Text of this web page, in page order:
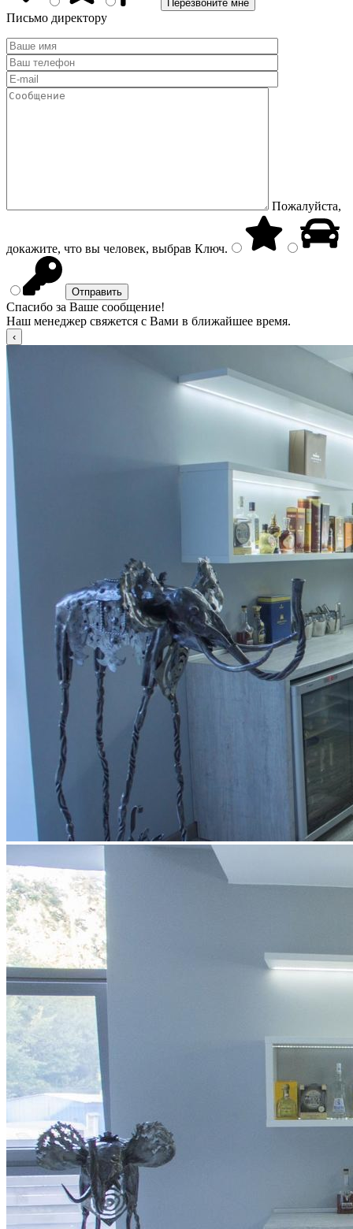
Письмо директору
Пожалуйста,
докажите, что вы человек, выбрав Ключ.
Спасибо за Ваше сообщение!
Наш менеджер свяжется с Вами в ближайшее время.